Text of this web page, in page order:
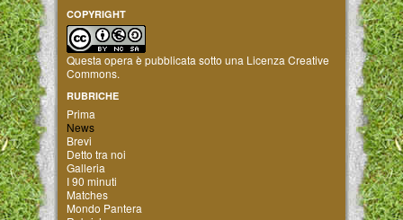
COPYRIGHT
Questa opera è pubblicata sotto una Licenza Creative
Commons.
RUBRICHE
Prima
News
Brevi
Detto tra noi
Galleria
I 90 minuti
Matches
Mondo Pantera